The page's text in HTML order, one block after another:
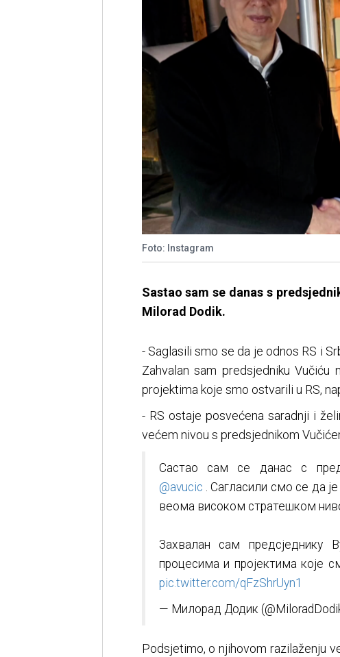
Foto: Instagram
Sastao sam se danas s
Milorad Dodik.
- Saglasili smo se da je odnos RS i
Zahvalan sam predsjedniku
projektima koje smo ostvarili u RS,
- RS ostaje posvećena saradnji i
većem nivou s predsjednikom
Састао сам се данас с
@avucic . Сагласили смо се да
веома високом стратешком
Захвалан сам предсједнику
процесима и пројектима које
pic.twitter.com/qFzShrUyn1
— Милорад Додик
Podsjetimo, o njihovom razilaženju